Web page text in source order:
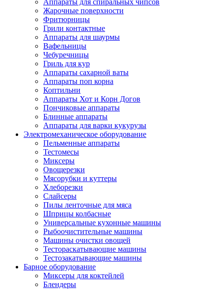
Аппараты для спиральных чипсов
Жарочные поверхности
Фритюрницы
Грили контактные
Аппараты для шаурмы
Вафельницы
Чебуречницы
Гриль для кур
Аппараты сахарной ваты
Аппараты поп корна
Коптильни
Аппараты Хот и Корн Догов
Пончиковые аппараты
Блинные аппараты
Аппараты для варки кукурузы
Электромеханическое оборудование
Пельменные аппараты
Тестомесы
Миксеры
Овощерезки
Мясорубки и куттеры
Хлеборезки
Слайсеры
Пилы ленточные для мяса
Шприцы колбасные
Универсальные кухонные машины
Рыбоочистительные машины
Машины очистки овощей
Тестораскатывающие машины
Тестозакатывающие машины
Барное оборудование
Миксеры для коктейлей
Блендеры